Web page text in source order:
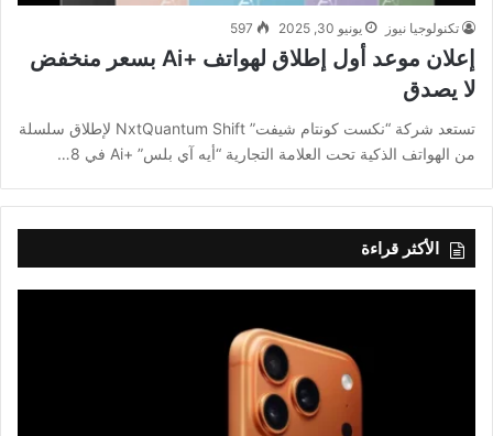
تكنولوجيا نيوز يونيو 30, 2025 597
إعلان موعد أول إطلاق لهواتف +Ai بسعر منخفض
لا يصدق
تستعد شركة “نكست كونتام شيفت” NxtQuantum Shift لإطلاق سلسلة
من الهواتف الذكية تحت العلامة التجارية “أيه آي بلس” +Ai في 8…
الأكثر قراءة